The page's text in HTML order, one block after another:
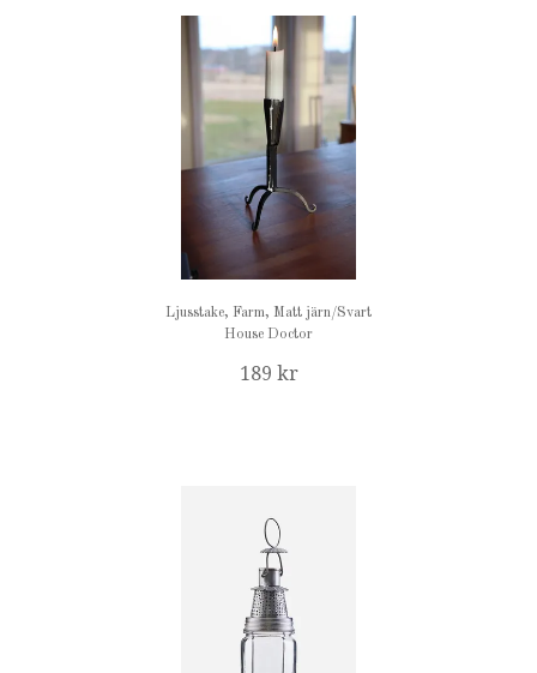
Ljusstake, Farm, Matt järn/Svart
House Doctor
189 kr